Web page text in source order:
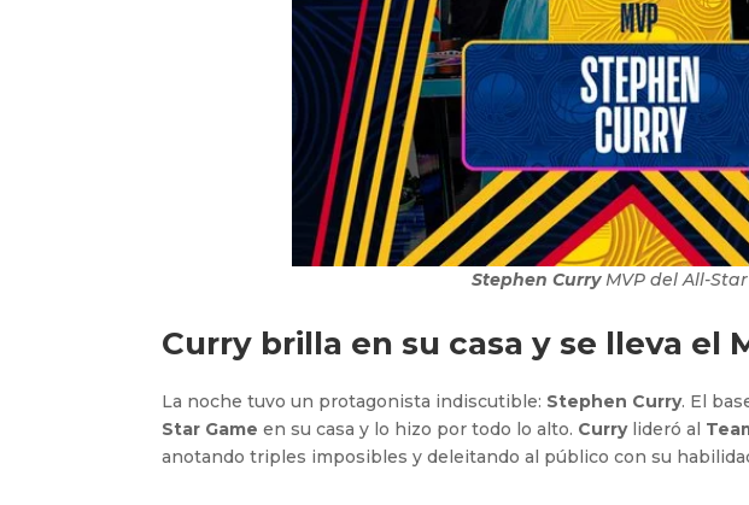
Stephen CurryMVP del All-
Curry brilla en su casa y se lleva el
La noche tuvo un protagonista indiscutible: Stephen Curry. El
Star Game en su casa y lo hizo por todo lo alto. Currylideró al
anotando triples imposibles y deleitando al público con su